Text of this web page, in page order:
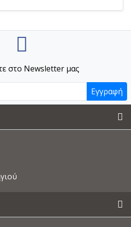
στο Newsletter μας
Εγγραφή